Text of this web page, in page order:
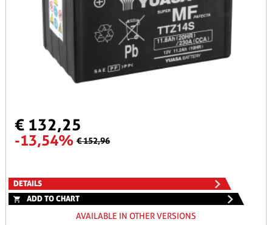
€ 132,25
-13,54% € 152,96
DETAILS
ADD TO CHART
AVAILABLE IN OTHER VERSIONS